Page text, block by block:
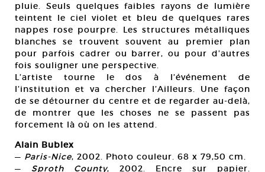
pluie. Seuls quelques faibles rayons de lumière
teintent le ciel violet et bleu de quelques rares
nappes rose pourpre. Les structures métalliques
blanches se trouvent souvent au premier plan
pour parfois cadrer ou barrer, ou pour d’autres
fois souligner une perspective.
L’artiste tourne le dos à l’événement de
l’institution et va chercher l’Ailleurs. Une façon
de se détourner du centre et de regarder au-delà,
de montrer que les choses ne se passent pas
forcement là où on les attend.
Alain Bublex
— Paris-Nice, 2002. Photo couleur. 68 x 79,50 cm.
— Sproth County, 2002. Encre sur papier.